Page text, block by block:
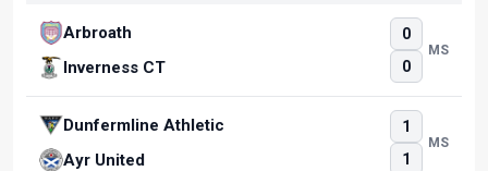
Arbroath
Inverness CT
0
0
MS
Dunfermline Athletic
Ayr United
1
1
MS